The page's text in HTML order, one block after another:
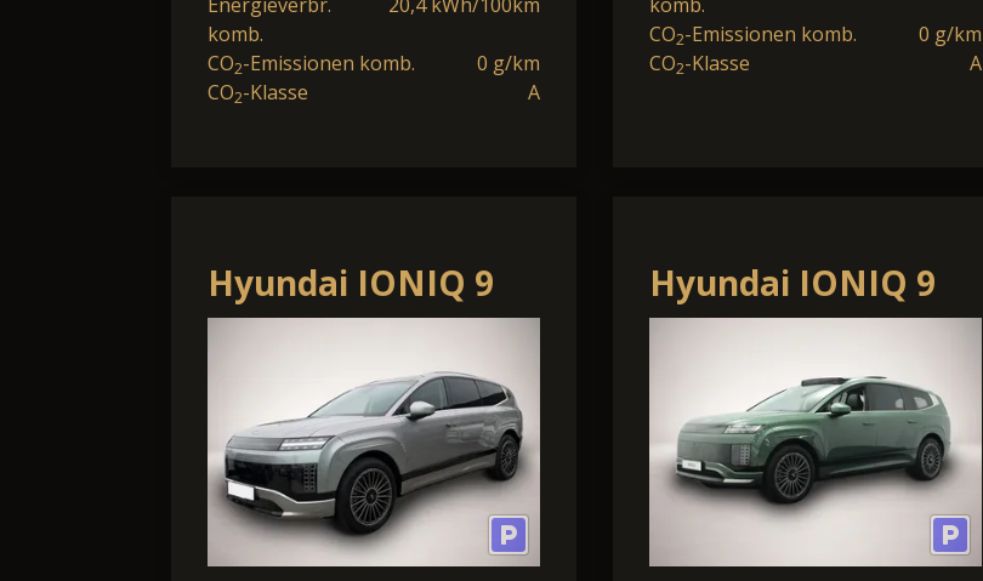
komb.
CO2-Emissionen komb.
0 g/km
CO2-Klasse A
CO2-Emissionen komb.
0 g/km
CO2-Klasse A
Hyundai IONIQ 9
110 kWh 4WD Uniq
7 Sitzer, Pano
Hyundai IONIQ 9
Lounge 110kWh
AWD / Navi /
Massage Sitz